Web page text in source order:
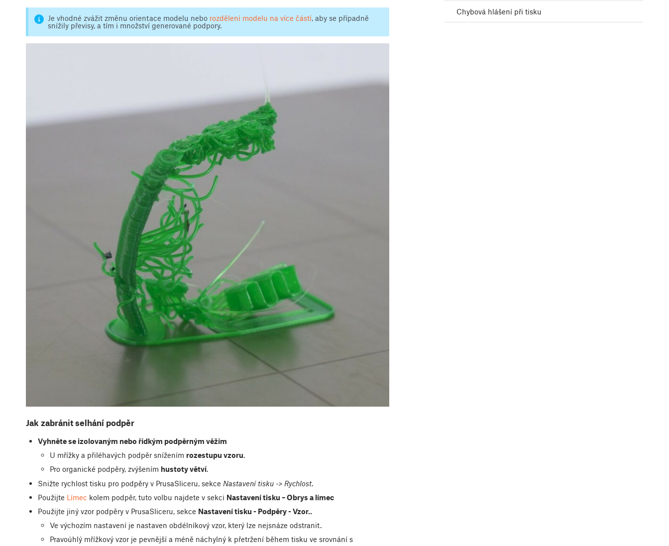
Je vhodné zvážit změnu orientace modelu nebo rozdělení modelu na více částí, aby se případně
snížily převisy, a tím i množství generované podpory.
Jak zabránit selhání podpěr
Vyhněte se izolovaným nebo řídkým podpěrným věžím
U mřížky a přiléhavých podpěr snížením rozestupu vzoru.
Pro organické podpěry, zvýšením hustoty větví.
Snižte rychlost tisku pro podpěry v PrusaSliceru, sekce Nastavení tisku -> Rychlost.
Použijte Límec kolem podpěr, tuto volbu najdete v sekci Nastavení tisku – Obrys a límec
Použijte jiný vzor podpěry v PrusaSliceru, sekce Nastavení tisku - Podpěry - Vzor..
Ve výchozím nastavení je nastaven obdélníkový vzor, který lze nejsnáze odstranit.
Pravoúhlý mřížkový vzor je pevnější a méně náchylný k přetržení během tisku ve srovnání s
Chybová hlášení při tisku